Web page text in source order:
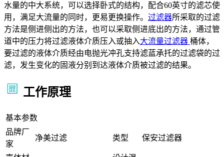
水量的中大系统，可以选择卧式的结构，配合60英寸的滤芯使
用，满足大流量的同时，更易更换操作。 过滤器所采取的过滤
方法是侧进侧出的方法，也可以采取侧进底出的方法，通过管
道中的压力将过滤液体介质压入或抽入大流量过滤器 桶体，
要过滤的液体介质经由电抛光冲孔支持滤蓝承托的过滤袋的过
滤，发生变化的固液分别到达液体介质被过滤的结果。
工作原理
基本参数
品牌厂
家
净美过滤 类型 保安过滤器